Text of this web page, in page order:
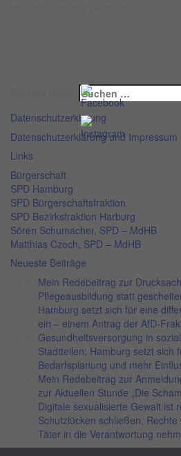
Datenschutzerklärung
Datenschutzerklärung und Impressum
Links
Bürgerschaft
SPD Hamburg
SPD Bürgerschaftsfraktion
SPD Bezirksfraktion Harburg
Sören Schumacher, SPD – MdHB
Matthias Czech, SPD – MdHB
Neueste Beiträge
Mein Redebeitrag zur
Pflegeausbildung statt
Hamburg setzt sich für eine
ein – einem Antrag der AfD-
Gesundheitsversorgung in
Stadtteilen: Hamburg setzt sich
Bedarfsplanung und mehr
Mein Redebeitrag zur
zur Aktuellen Stunde „Die
Digitale sexualisierte Gewalt ist
Schutzlücken schließen,
Täter in die Verantwortung